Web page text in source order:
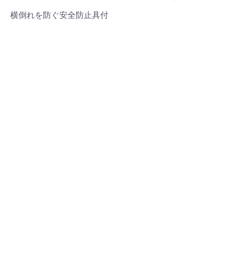
横倒れを防ぐ安全防止具付